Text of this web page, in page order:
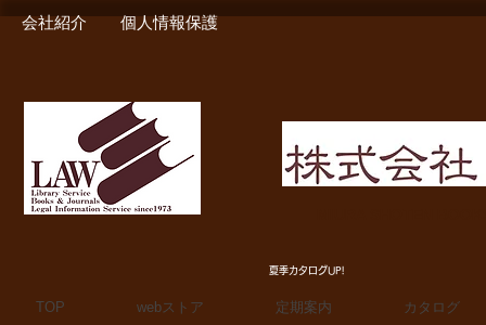
会社紹介 個人情報保護
夏季カタログUP!
TOP webストア 定期案内 カタログ